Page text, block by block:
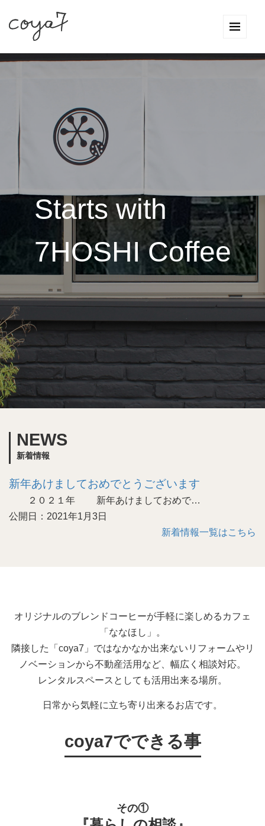
Starts with
7HOSHI Coffee
NEWS
新着情報
新年あけましておめでとうございます
２０２１年 新年あけましておめで…
公開日：2021年1月3日
新着情報一覧はこちら
オリジナルのブレンドコーヒーが手軽に楽しめるカフェ
「ななほし」。
隣接した「coya7」ではなかなか出来ないリフォームやリ
ノベーションから不動産活用など、幅広く相談対応。
レンタルスペースとしても活用出来る場所。
日常から気軽に立ち寄り出来るお店です。
coya7でできる事
その①